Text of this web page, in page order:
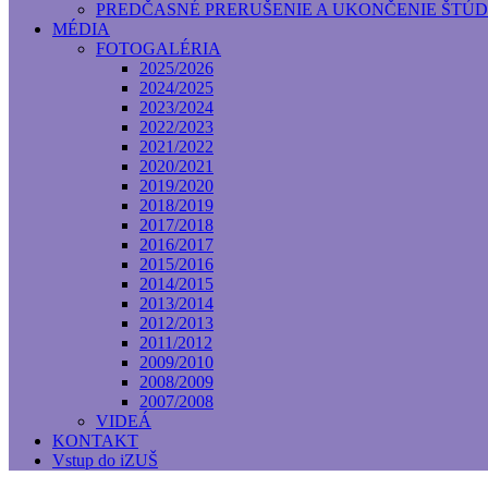
PREDČASNÉ PRERUŠENIE A UKONČENIE
MÉDIA
FOTOGALÉRIA
2025/2026
2024/2025
2023/2024
2022/2023
2021/2022
2020/2021
2019/2020
2018/2019
2017/2018
2016/2017
2015/2016
2014/2015
2013/2014
2012/2013
2011/2012
2009/2010
2008/2009
2007/2008
VIDEÁ
KONTAKT
Vstup do iZUŠ